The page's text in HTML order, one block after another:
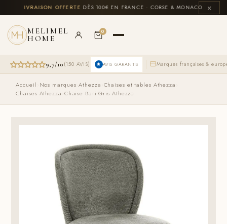
au
contenu
LIVRAISON OFFERTEDÈS 100€ EN FRANCE · CORSE & MONACO INCLUS
×
MELIMEL
HOME
0
9,7/10 (150 AVIS) AVIS GARANTIS Marques françaises &
Accueil Nos marques ›Athezza Chaises et tables Athezza
Chaises Athezza Chaise Bari Gris Athezza